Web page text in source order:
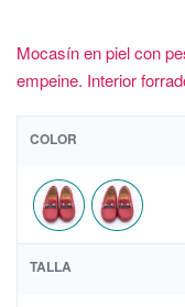
Mocasín en piel con
empeine. Interior
COLOR
TALLA